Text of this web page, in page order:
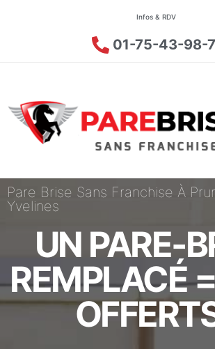
Infos & RDV
01-75-43-98-
Pare Brise Sans Franchise À
Yvelines
UN PARE-
REMPLACÉ